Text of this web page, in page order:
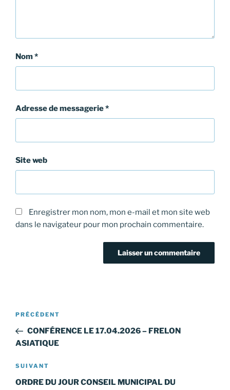
Nom*
Adresse de messagerie*
Site web
Enregistrer mon nom, mon e-mail et mon site web
dans le navigateur pour mon prochain commentaire.
Navigation
l’article
Article
précédent
PRÉCÉDENT
CONFÉRENCE LE 17.04.2026 – FRELON
ASIATIQUE
Article
suivant
SUIVANT
ORDRE DU JOUR CONSEIL MUNICIPAL DU